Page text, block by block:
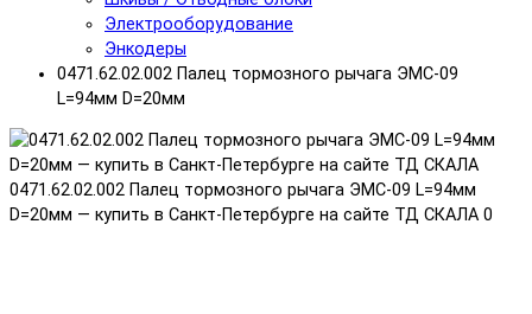
Электрооборудование
Энкодеры
0471.62.02.002 Палец тормозного рычага ЭМС-09
L=94мм D=20мм
0471.62.02.002 Палец тормозного рычага ЭМС-09 L=94мм
D=20мм — купить в Санкт-Петербурге на сайте ТД СКАЛА 0